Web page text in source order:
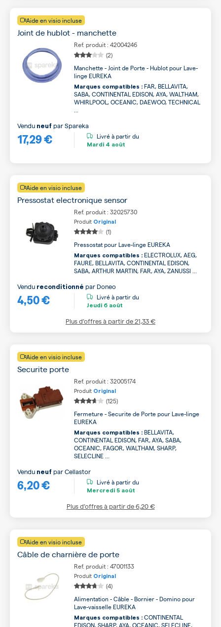
Aide en visio incluse
Joint de hublot - manchette
Ref. produit : 42004246
(2)
Manchette - Joint de Porte - Hublot pour Lave-
linge EUREKA
Marques compatibles : FAR, BELLAVITA,
SABA, CONTINENTAL EDISON, AYA, WALTHAM,
WHIRLPOOL, OCEANIC, DAEWOO, TECHNICAL
17,29 €
Vendu neuf parSpareka
Livré à partir du
Mardi 4 août
Aide en visio incluse
Pressostat electronique sensor
Ref. produit : 32025730
Produit Original
(1)
Pressostat pour Lave-linge EUREKA
Marques compatibles : ELECTROLUX, AEG,
FAURE, BELLAVITA, CONTINENTAL EDISON,
SABA, ARTHUR MARTIN, FAR, AYA, ZANUSSI ...
4,50 €
Vendu reconditionné par Doneo
Livré à partir du
Jeudi 6 août
Plus d’offres à partir de21,33 €
Aide en visio incluse
Securite porte
Ref. produit : 32005174
Produit Original
(125)
Fermeture - Securite de Porte pour Lave-linge
EUREKA
Marques compatibles : BELLAVITA,
CONTINENTAL EDISON, FAR, AYA, SABA,
OCEANIC, FAGOR, WALTHAM, SHARP,
SELECLINE ...
6,20 €
Vendu neuf parCellastor
Livré à partir du
Mercredi 5 août
Plus d’offres à partir de6,20 €
Aide en visio incluse
Câble de charnière de porte
Ref. produit : 47001133
Produit Original
(4)
Alimentation - Câble - Bornier - Domino pour
Lave-vaisselle EUREKA
Marques compatibles : CONTINENTAL
EDISON, SHARP, AYA, OCEANIC, SELECLINE,